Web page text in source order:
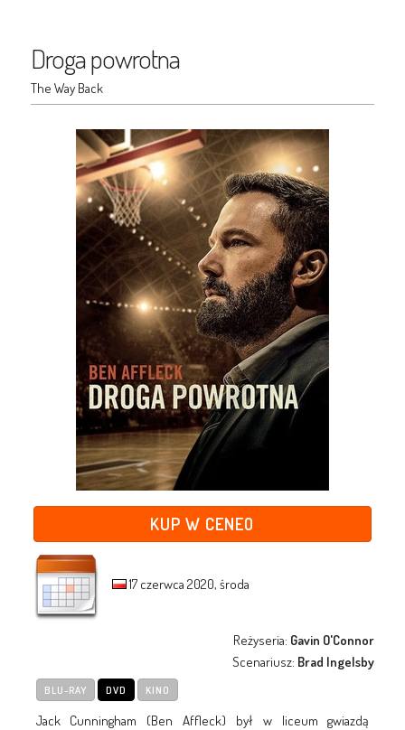
Droga powrotna
The Way Back
KUP W CENEO
17 czerwca 2020, środa
Reżyseria: Gavin O'Connor
Scenariusz: Brad Ingelsby
BLU-RAY DVD KINO
Jack Cunningham (Ben Affleck) był w liceum gwiazdą